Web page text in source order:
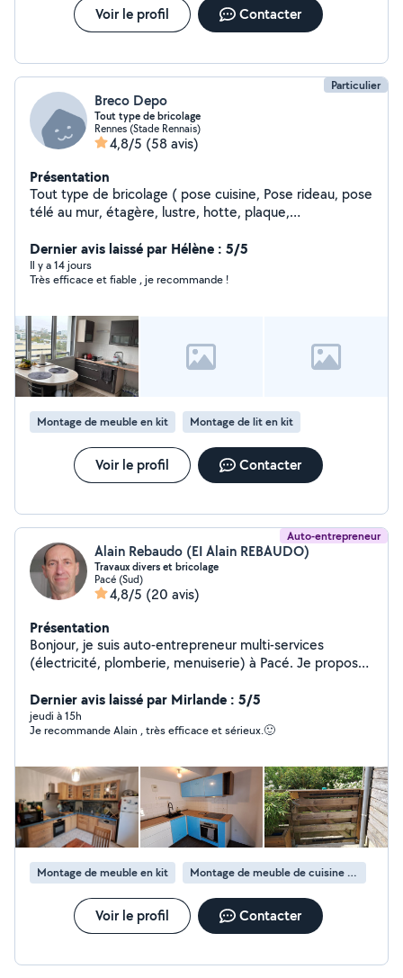
Voir le profil Contacter
Particulier
Breco Depo
Tout type de bricolage
Rennes (Stade Rennais)
4,8/5 (58 avis)
Présentation
Tout type de bricolage ( pose cuisine, Pose rideau, pose
télé au mur, étagère, lustre, hotte, plaque,
Dernier avis laissé par Hélène : 5/5
Il y a 14 jours
Très efficace et fiable , je recommande !
Montage de meuble en kit Montage de lit en kit
Voir le profil Contacter
Auto-entrepreneur
Alain Rebaudo (EI Alain REBAUDO)
Travaux divers et bricolage
Pacé (Sud)
4,8/5 (20 avis)
Présentation
Bonjour, je suis auto-entrepreneur multi-services
(électricité, plomberie, menuiserie) à Pacé. Je propose
main ou qui ne trouvent pas d'entreprise professionnelle
pour les aider. Je me limite au secteur proche de Pacé
en Ille et vilaine. Je suis agréé auprès de la préfecture
déduire de vos impôts mes prestations à hauteur de
50%
Dernier avis laissé par Mirlande : 5/5
jeudi à 15h
Je recommande Alain , très efficace et sérieux.🙂
Montage de meuble en kit Montage de meuble de cuisine en kit
Voir le profil Contacter